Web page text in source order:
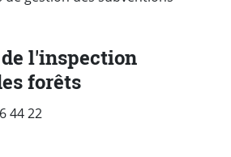
l'inspection
forêts
44 22